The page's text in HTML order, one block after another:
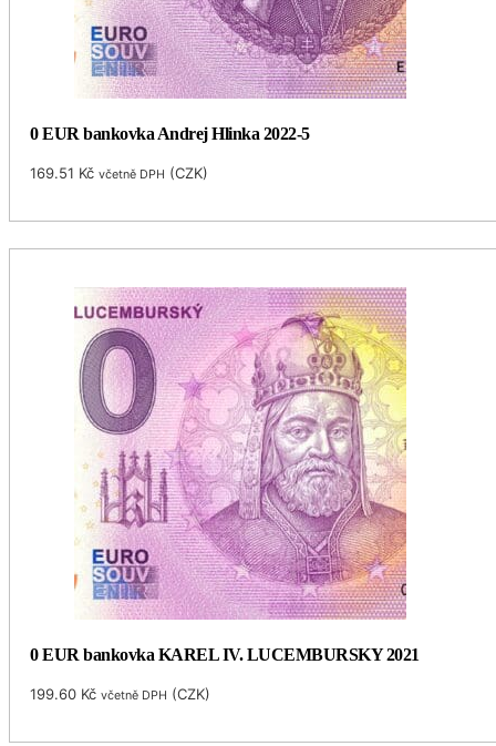
0 EUR bankovka Andrej Hlinka 2022-5
169.51 Kč včetně DPH (CZK)
0 EUR bankovka KAREL IV. LUCEMBURSKY 2021
199.60 Kč včetně DPH (CZK)